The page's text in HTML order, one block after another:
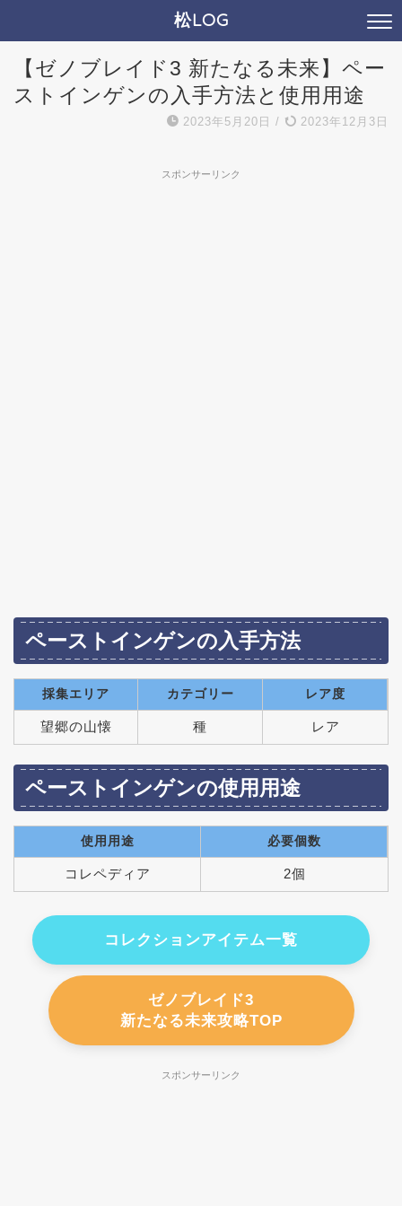
松LOG
【ゼノブレイド3 新たなる未来】ペー
ストインゲンの入手方法と使用用途
2023年5月20日 / 2023年12月3日
スポンサーリンク
ペーストインゲンの入手方法
採集エリア カテゴリー レア度
望郷の山懐 種 レア
ペーストインゲンの使用用途
使用用途 必要個数
コレペディア 2個
コレクションアイテム一覧
ゼノブレイド3
新たなる未来攻略TOP
スポンサーリンク